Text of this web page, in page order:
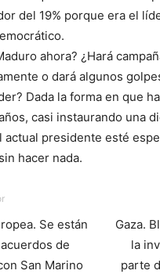
del 19% porque era el
ahora? ¿Hará
o dará algunos
Dada la forma en que
casi instaurando una
actual presidente esté
hacer nada.
Se están
de
San Marino
Gaza.
la
parte